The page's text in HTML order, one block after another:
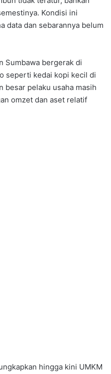
Kondisi ini
data dan sebarannya belum
Sumbawa bergerak di
seperti kedai kopi kecil di
besar pelaku usaha masih
omzet dan aset relatif
hingga kini UMKM